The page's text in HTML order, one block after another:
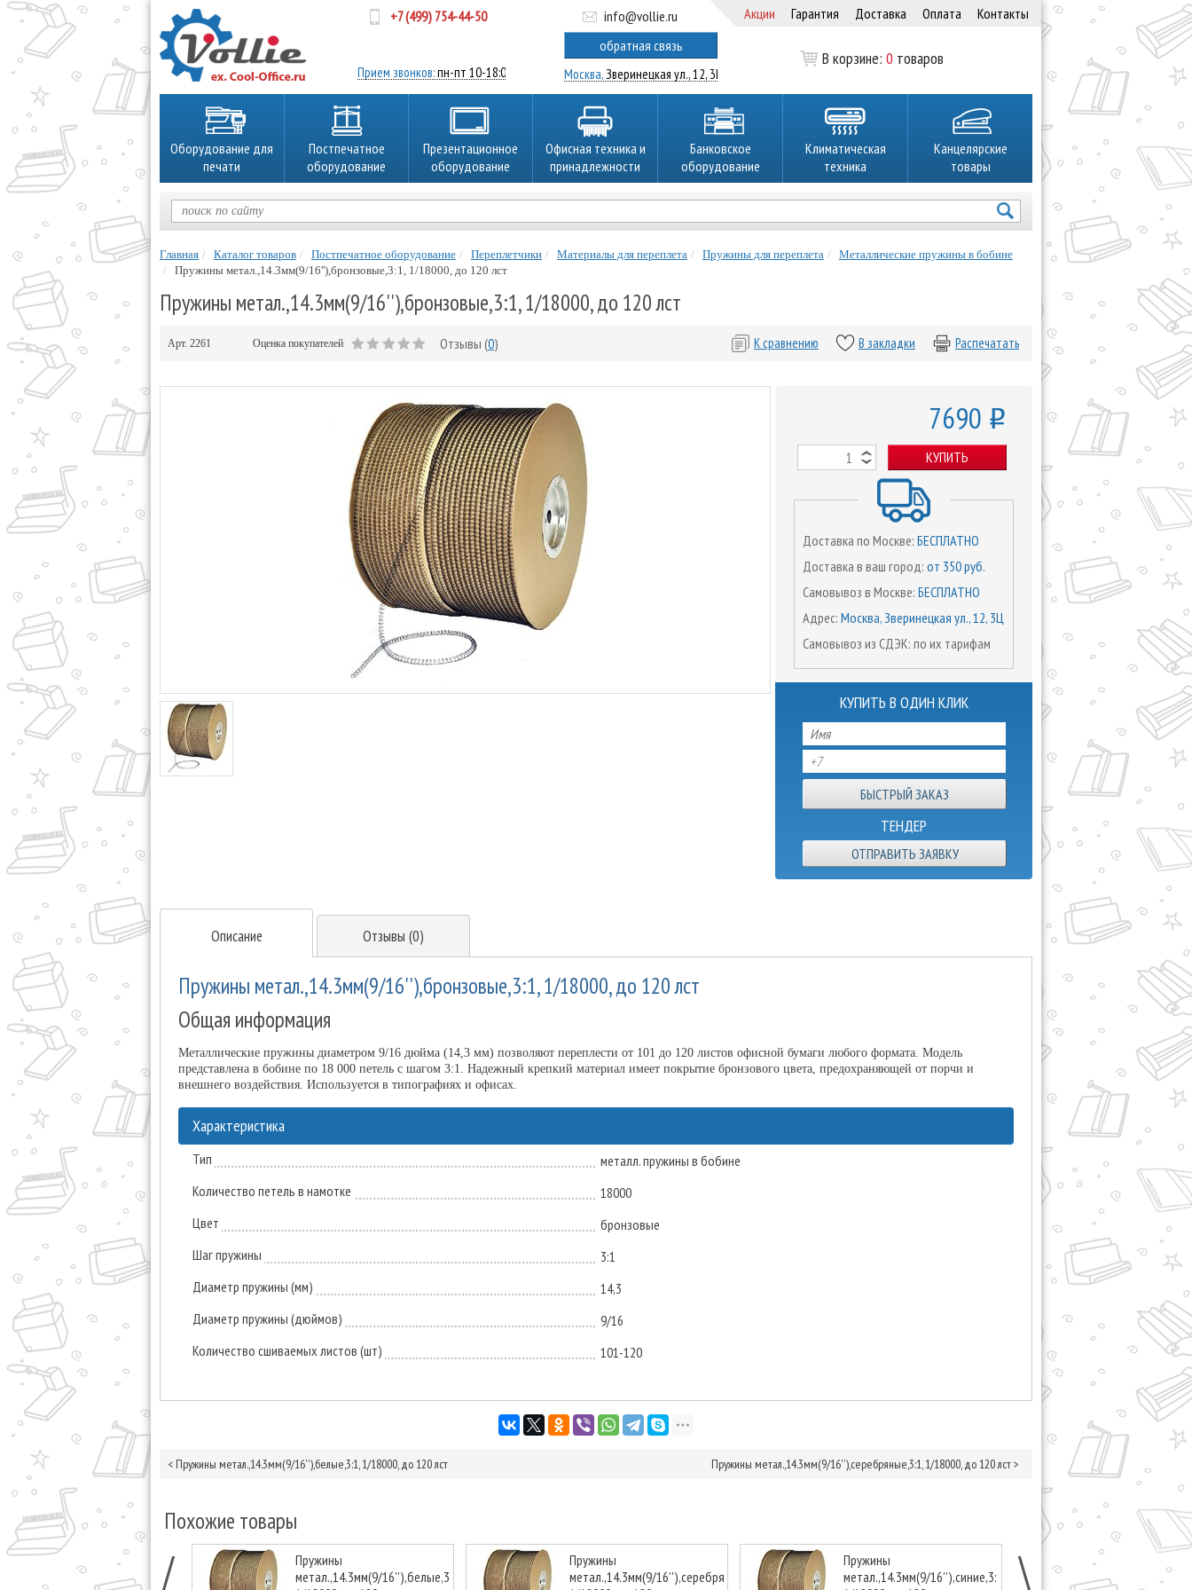
+7 (499) 754-44-50
Прием звонков:пн-пт 10-18:00
info@vollie.ru
обратная связь
Москва,Зверинецкая ул., 12, 3Ц
Акции Гарантия Доставка Оплата Контакты
В корзине:0 товаров
Оборудование для
печати
Постпечатное
оборудование
Презентационное
оборудование
Офисная техника и
принадлежности
Банковское
оборудование
Климатическая
техника
Канцелярские
товары
Главная Каталог товаров Постпечатное оборудование Переплетчики Материалы для переплета Пружины для переплета
Металлические пружины в бобине
Пружины метал.,14.3мм(9/16''),бронзовые,3:1, 1/18000, до 120 лст
Пружины метал.,14.3мм(9/16''),бронзовые,3:1, 1/18000, до 120 лст
Арт. 2261 Оценка покупателей Отзывы (0) Распечатать
В закладки
К сравнению
7690 o
КУПИТЬ
Доставка по Москве: БЕСПЛАТНО
Доставка в ваш город: от 350 руб.
Самовывоз в Москве: БЕСПЛАТНО
Адрес: Москва, Зверинецкая ул., 12, 3Ц
Самовывоз из СДЭК: по их тарифам
КУПИТЬ В ОДИН КЛИК
ТЕНДЕР
ОТПРАВИТЬ ЗАЯВКУ
Описание Отзывы (0)
Пружины метал.,14.3мм(9/16''),бронзовые,3:1, 1/18000, до 120 лст
Общая информация
Металлические пружины диаметром 9/16 дюйма (14,3 мм) позволяют переплести от 101 до 120 листов офисной бумаги любого формата. Модель
представлена в бобине по 18 000 петель с шагом 3:1. Надежный крепкий материал имеет покрытие бронзового цвета, предохраняющей от порчи и
внешнего воздействия. Используется в типографиях и офисах.
Характеристика
Тип
металл. пружины в бобине
Количество петель в намотке
18000
Цвет
бронзовые
Шаг пружины
3:1
Диаметр пружины (мм)
14,3
Диаметр пружины (дюймов)
9/16
Количество сшиваемых листов (шт)
101-120
< Пружины метал.,14.3мм(9/16''),белые,3:1, 1/18000, до 120 лст Пружины метал.,14.3мм(9/16''),серебряные,3:1, 1/18000, до 120 лст>
Похожие товары
Пружины
метал.,14.3мм(9/16''),белые,3:1,
Пружины
метал.,14.3мм(9/16''),серебряные,3:1,
Пружины
метал.,14.3мм(9/16''),синие,3:1,